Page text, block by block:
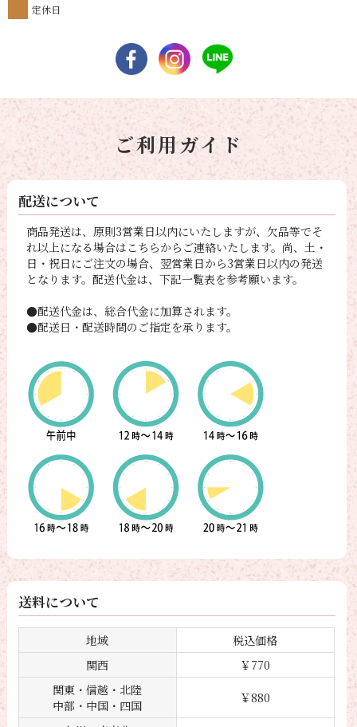
定休日
ご利用ガイド
配送について
商品発送は、原則3営業日以内にいたしますが、欠品等でそ
れ以上になる場合はこちらからご連絡いたします。尚、土・
日・祝日にご注文の場合、翌営業日から3営業日以内の発送
となります。配送代金は、下記一覧表を参考願います。
●配送代金は、総合代金に加算されます。
●配送日・配送時間のご指定を承ります。
送料について
地域
税込価格
関西
￥770
関東・信越・北陸
中部・中国・四国
￥880